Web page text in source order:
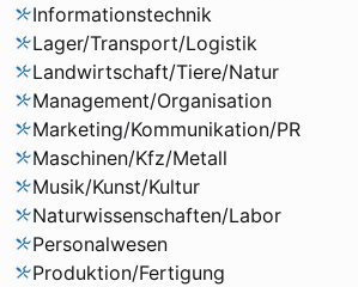
Informationstechnik
Lager/Transport/Logistik
Landwirtschaft/Tiere/Natur
Management/Organisation
Marketing/Kommunikation/PR
Maschinen/Kfz/Metall
Musik/Kunst/Kultur
Naturwissenschaften/Labor
Personalwesen
Produktion/Fertigung